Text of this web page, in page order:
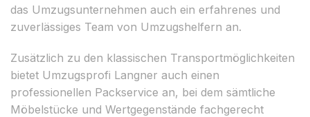
das Umzugsunternehmen auch ein erfahrenes und
zuverlässiges Team von Umzugshelfern an.
Zusätzlich zu den klassischen Transportmöglichkeiten
bietet Umzugsprofi Langner auch einen
professionellen Packservice an, bei dem sämtliche
Möbelstücke und Wertgegenstände fachgerecht